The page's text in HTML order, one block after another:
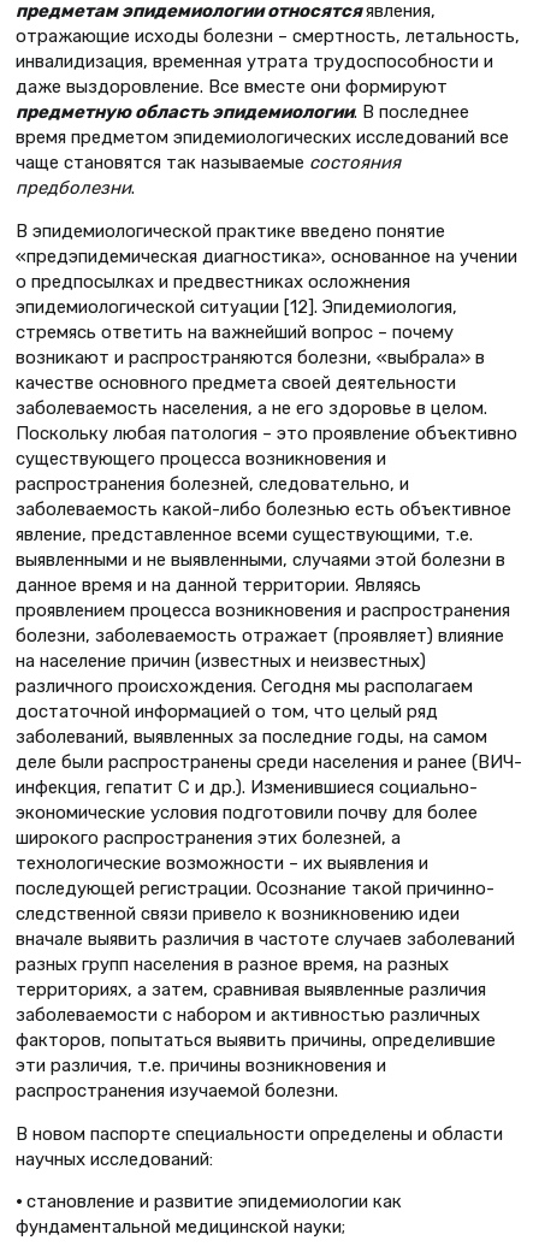
предметам эпидемиологии относятсяявления,
отражающие исходы болезни – смертность, летальность,
инвалидизация, временная утрата трудоспособности и
даже выздоровление. Все вместе они формируют
предметную область эпидемиологии. В последнее
время предметом эпидемиологических исследований все
чаще становятся так называемые состояния
предболезни.
В эпидемиологической практике введено понятие
«предэпидемическая диагностика», основанное на учении
о предпосылках и предвестниках осложнения
эпидемиологической ситуации [12]. Эпидемиология,
стремясь ответить на важнейший вопрос – почему
возникают и распространяются болезни, «выбрала» в
качестве основного предмета своей деятельности
заболеваемость населения, а не его здоровье в целом.
Поскольку любая патология – это проявление объективно
существующего процесса возникновения и
распространения болезней, следовательно, и
заболеваемость какой-либо болезнью есть объективное
явление, представленное всеми существующими, т.е.
выявленными и не выявленными, случаями этой болезни в
данное время и на данной территории. Являясь
проявлением процесса возникновения и распространения
болезни, заболеваемость отражает (проявляет) влияние
на население причин (известных и неизвестных)
различного происхождения. Сегодня мы располагаем
достаточной информацией о том, что целый ряд
заболеваний, выявленных за последние годы, на самом
деле были распространены среди населения и ранее (ВИЧ-
инфекция, гепатит С и др.). Изменившиеся социально-
экономические условия подготовили почву для более
широкого распространения этих болезней, а
технологические возможности – их выявления и
последующей регистрации. Осознание такой причинно-
следственной связи привело к возникновению идеи
вначале выявить различия в частоте случаев заболеваний
разных групп населения в разное время, на разных
территориях, а затем, сравнивая выявленные различия
заболеваемости с набором и активностью различных
факторов, попытаться выявить причины, определившие
эти различия, т.е. причины возникновения и
распространения изучаемой болезни.
В новом паспорте специальности определены и области
научных исследований:
• становление и развитие эпидемиологии как
фундаментальной медицинской науки;